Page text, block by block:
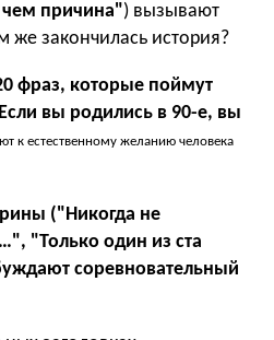
причина") вызывают
же закончилась история?
фраз, которые поймут
вы родились в 90-е, вы
к естественному желанию человека
("Никогда не
"Только один из ста
соревновательный